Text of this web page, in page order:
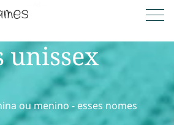
unissex
ou menino - esses nomes